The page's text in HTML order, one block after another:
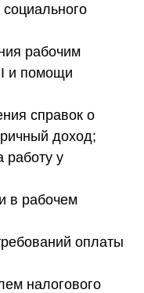
рабочим
I и помощи
справок о
доход;
работу у
в рабочем
оплаты
налогового